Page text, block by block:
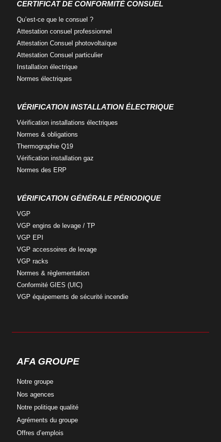
b
o
o
k
e
r
CERTIFICAT DE CONFORMITÉ CONSUEL
Qu’est-ce que le consuel ?
Attestation consuel professionnel
Attestation Consuel photovoltaïque
Attestation Consuel particulier
Installation électrique
Normes électriques
VÉRIFICATION INSTALLATION ÉLECTRIQUE
Vérification installations électriques
Normes & obligations
Thermographie Q19
Vérification installation gaz
Normes des ERP
VÉRIFICATION GÉNÉRALE PÉRIODIQUE
VGP
VGP engins de levage / TP
VGP EPI
VGP accessoires de levage
VGP racks
Normes & règlementation
Conformité GIES (UIC)
VGP équipements de sécurité incendie
AFA GROUPE
Notre groupe
Nos agences
Notre politique qualité
Agréments du groupe
Offres d’emplois